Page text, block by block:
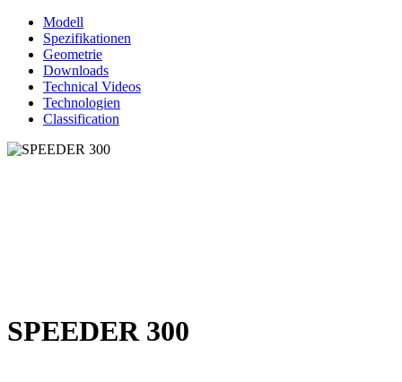
Modell
Spezifikationen
Geometrie
Downloads
Technical Videos
Technologien
Classification
SPEEDER 300